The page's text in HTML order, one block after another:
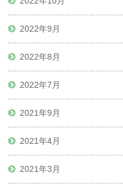
2022年9月
2022年8月
2022年7月
2021年9月
2021年4月
2021年3月